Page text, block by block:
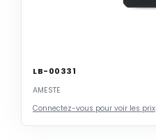
LB-00331
AMESTE
Connectez-vous pour voir les prix